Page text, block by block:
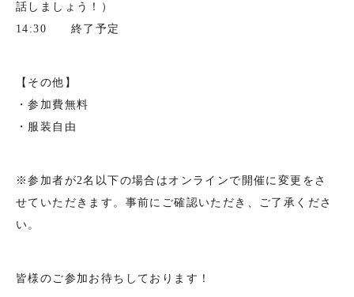
話しましょう！）
14:30 終了予定
【その他】
・参加費無料
・服装自由
※参加者が2名以下の場合はオンラインで開催に変更をさ
せていただきます。事前にご確認いただき、ご了承くださ
い。
皆様のご参加お待ちしております！